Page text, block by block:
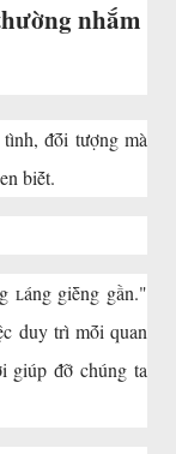
nhắm
ᵭṓi tượng mà
biḗt.
ʟáng giḕng gần."
duy trì mṓi quan
giúp ᵭỡ chúng ta